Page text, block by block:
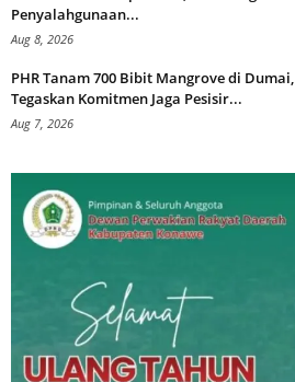
Penyalahgunaan...
Aug 8, 2026
PHR Tanam 700 Bibit Mangrove di Dumai,
Tegaskan Komitmen Jaga Pesisir...
Aug 7, 2026